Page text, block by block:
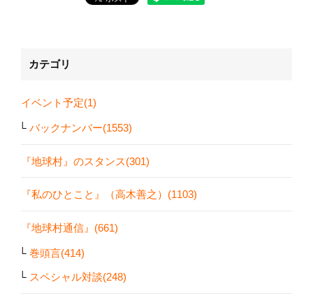
カテゴリ
イベント予定(1)
バックナンバー(1553)
『地球村』のスタンス(301)
『私のひとこと』（高木善之）(1103)
『地球村通信』(661)
巻頭言(414)
スペシャル対談(248)